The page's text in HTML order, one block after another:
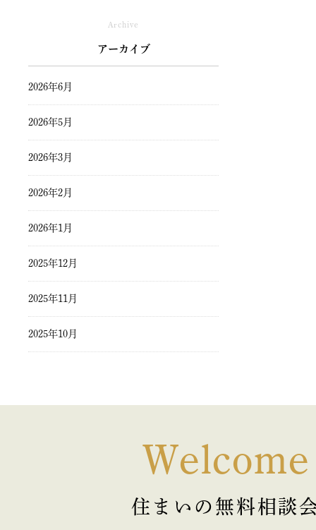
Archive
アーカイブ
2026年6月
2026年5月
2026年3月
2026年2月
2026年1月
2025年12月
2025年11月
2025年10月
2025年8月
Welcome
住まいの無料相談